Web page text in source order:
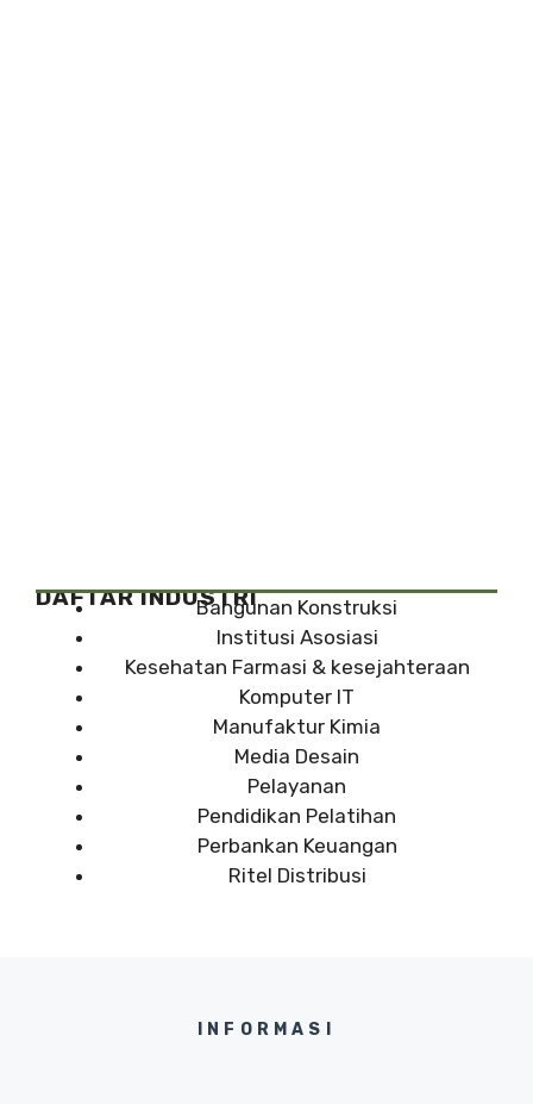
DAFTAR INDUSTRIBangunan Konstruksi
Institusi Asosiasi
Kesehatan Farmasi & kesejahteraan
Komputer IT
Manufaktur Kimia
Media Desain
Pelayanan
Pendidikan Pelatihan
Perbankan Keuangan
Ritel Distribusi
INFORMASI